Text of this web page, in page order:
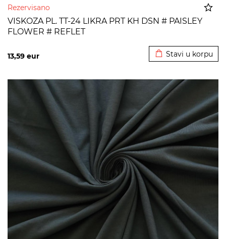
Rezervisano
VISKOZA PL. TT-24 LIKRA PRT KH DSN # PAISLEY
FLOWER # REFLET
13,59 eur Stavi u korpu